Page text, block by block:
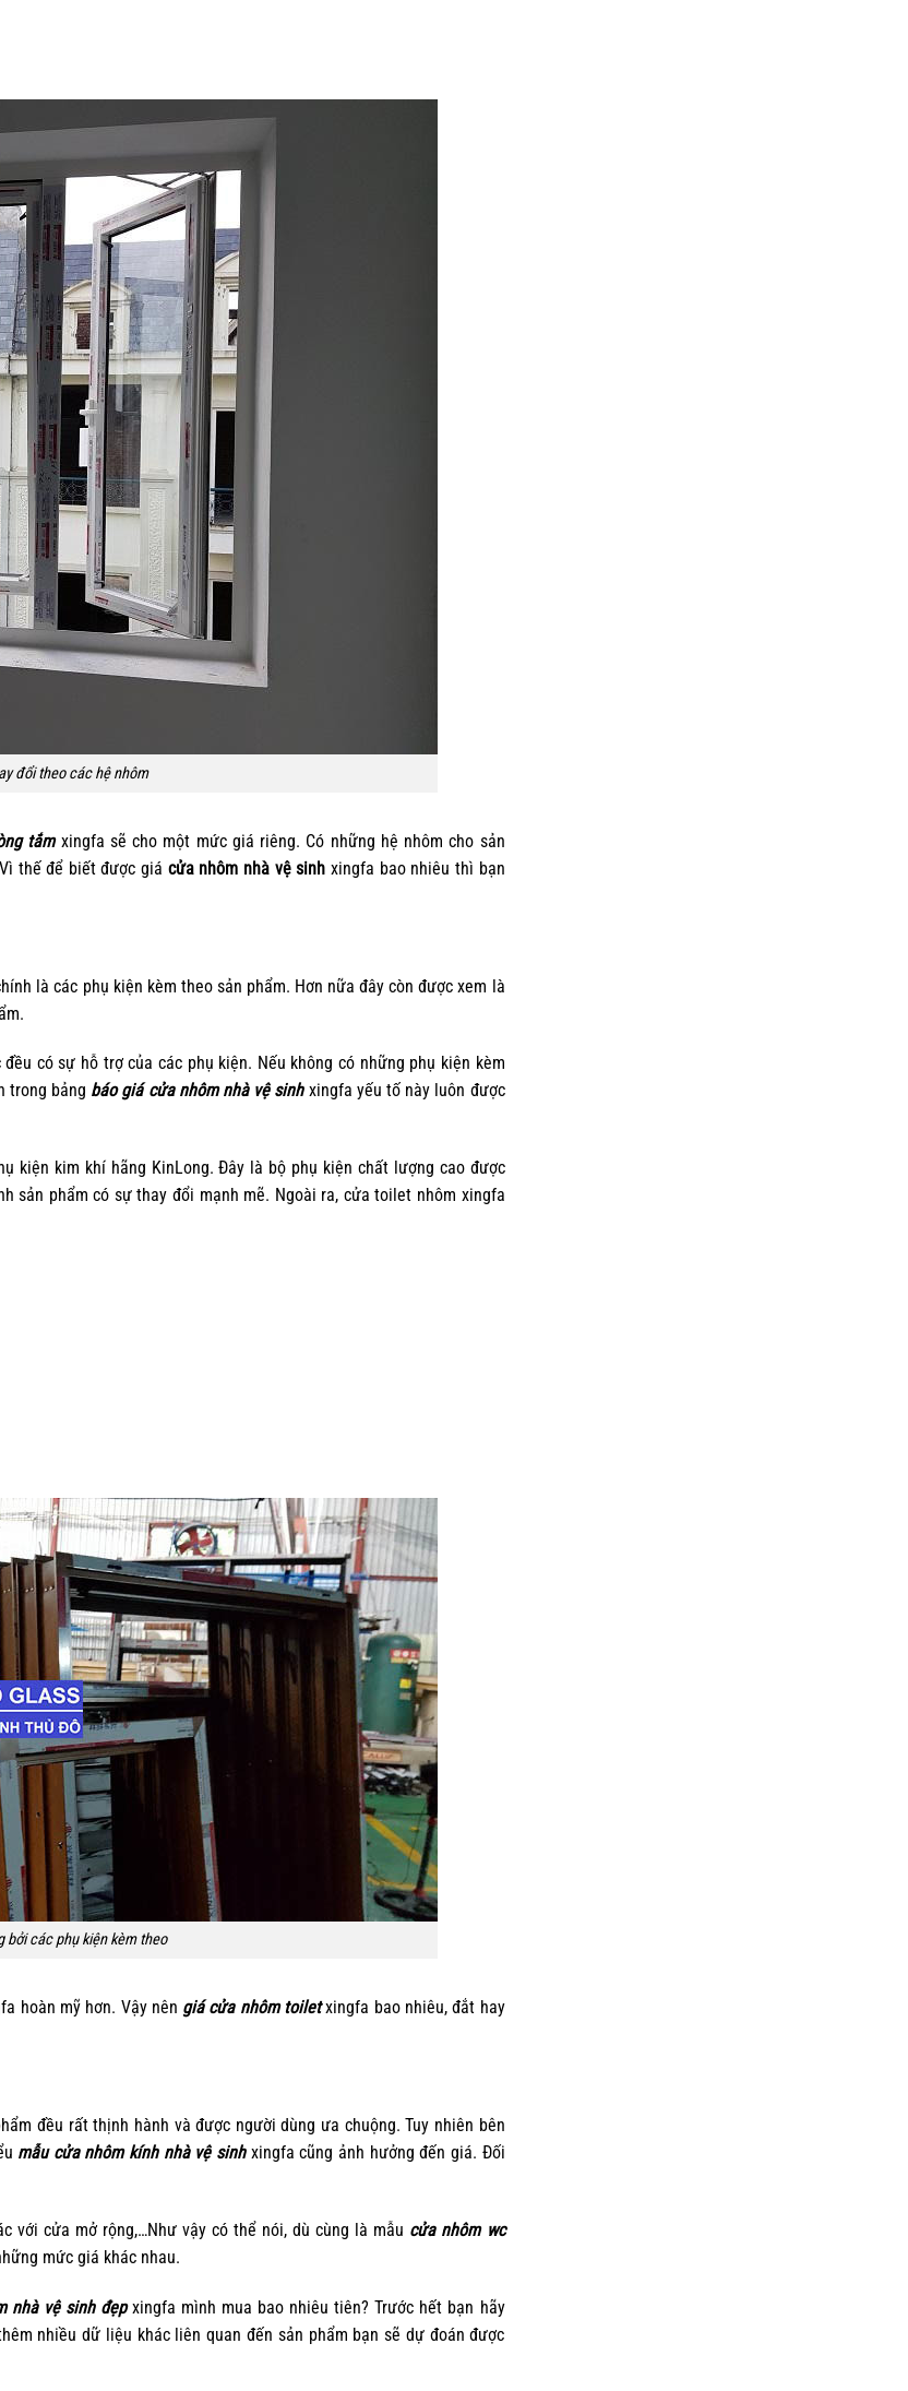
đổi theo các hệ nhôm
tắmxingfa sẽ cho một mức giá riêng. Có những hệ nhôm cho sản
thế để biết được giá cửa nhôm nhà vệ sinh xingfa bao nhiêu thì bạn
là các phụ kiện kèm theo sản phẩm. Hơn nữa đây còn được xem là
có sự hỗ trợ của các phụ kiện. Nếu không có những phụ kiện kèm
trong bảng báo giá cửa nhôm nhà vệ sinhxingfa yếu tố này luôn được
kiện kim khí hãng KinLong. Đây là bộ phụ kiện chất lượng cao được
sản phẩm có sự thay đổi mạnh mẽ. Ngoài ra, cửa toilet nhôm xingfa
bởi các phụ kiện kèm theo
hoàn mỹ hơn. Vậy nên giá cửa nhôm toiletxingfa bao nhiêu, đắt hay
đều rất thịnh hành và được người dùng ưa chuộng. Tuy nhiên bên
mẫu cửa nhôm kính nhà vệ sinhxingfa cũng ảnh hưởng đến giá. Đối
với cửa mở rộng,…Như vậy có thể nói, dù cùng là mẫu cửa nhôm wc
mức giá khác nhau.
nhà vệ sinh đẹpxingfa mình mua bao nhiêu tiên? Trước hết bạn hãy
nhiều dữ liệu khác liên quan đến sản phẩm bạn sẽ dự đoán được